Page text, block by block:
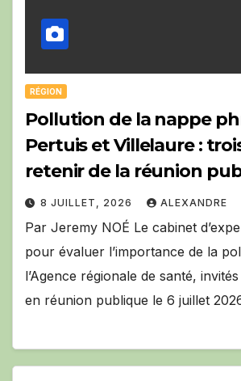
RÉGION
Pollution de la nappe
Pertuis et Villelaure :
retenir de la réunion
8 JUILLET, 2026 ALEXANDRE
Par Jeremy NOÉ Le cabinet
pour évaluer l’importance de la
l’Agence régionale de santé,
en réunion publique le 6 juillet